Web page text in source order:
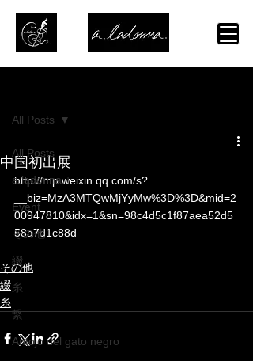
All Posts
a.ladonna.+
Event
その他
綴
糸
繋
Antojo del gato negro
All Posts
中国初出展
http://mp.weixin.qq.com/s?
__biz=MzA3MTQwMjYyMw%3D%3D&mid=2
00947810&idx=1&sn=98c4d5c1f87aea52d5
58a7d1c88d
その他
綴
糸